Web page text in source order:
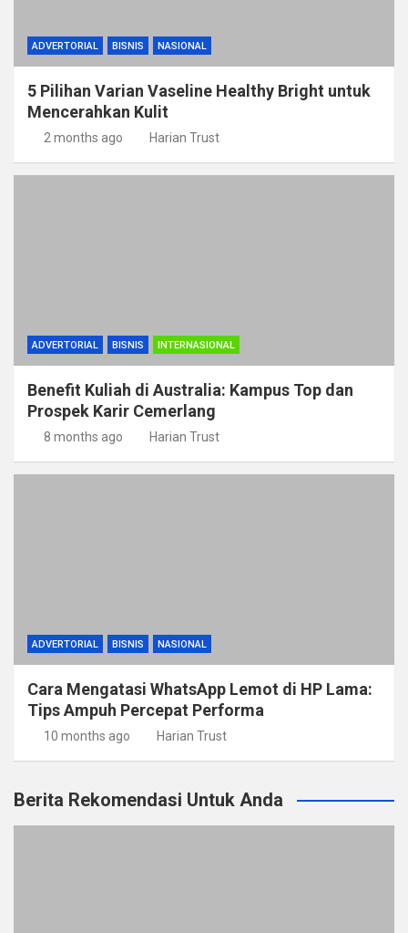
ADVERTORIAL BISNIS NASIONAL
5 Pilihan Varian Vaseline Healthy Bright untuk
Mencerahkan Kulit
2 months ago Harian Trust
ADVERTORIAL BISNIS INTERNASIONAL
Benefit Kuliah di Australia: Kampus Top dan
Prospek Karir Cemerlang
8 months ago Harian Trust
ADVERTORIAL BISNIS NASIONAL
Cara Mengatasi WhatsApp Lemot di HP Lama:
Tips Ampuh Percepat Performa
10 months ago Harian Trust
Berita Rekomendasi Untuk Anda